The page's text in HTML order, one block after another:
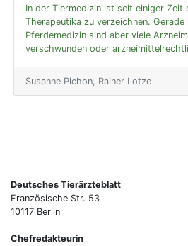
In der Tiermedizin ist seit einiger Zeit
Therapeutika zu verzeichnen. Gerade
Pferdemedizin sind aber viele
verschwunden oder
Susanne Pichon, Rainer Lotze
Deutsches Tierärzteblatt
Französische Str. 53
10117 Berlin
Chefredakteurin